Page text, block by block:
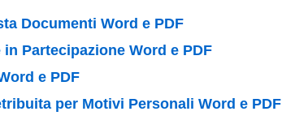
Documenti Word e PDF
Partecipazione Word e PDF
e PDF
per Motivi Personali Word e PDF